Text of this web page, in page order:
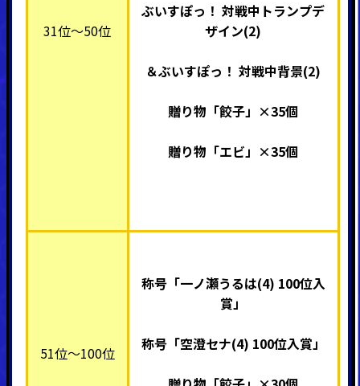
31位～50位
ぶいすぽっ！ 対戦中トランプデ
ザイン(2)
＆ぶいすぽっ！ 対戦中背景(2)
贈り物「餃子」×35個
贈り物「エビ」×35個
51位～100位
称号「一ノ瀬うるは(4) 100位入
賞」
称号「空澄セナ(4) 100位入賞」